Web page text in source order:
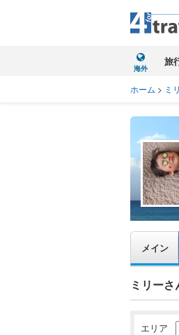
海外
旅
ホーム > ミ
メイン
ミリー
エリア